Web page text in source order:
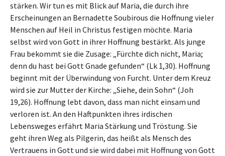
stärken. Wir tun es mit Blick auf Maria, die durch ihre
Erscheinungen an Bernadette Soubirous die Hoffnung vieler
Menschen auf Heil in Christus festigen möchte. Maria
selbst wird von Gott in ihrer Hoffnung bestärkt. Als junge
Frau bekommt sie die Zusage: „Fürchte dich nicht, Maria;
denn du hast bei Gott Gnade gefunden“ (Lk 1,30). Hoffnung
beginnt mit der Überwindung von Furcht. Unter dem Kreuz
wird sie zur Mutter der Kirche: „Siehe, dein Sohn“ (Joh
19,26). Hoffnung lebt davon, dass man nicht einsam und
verloren ist. An den Haftpunkten ihres irdischen
Lebensweges erfährt Maria Stärkung und Tröstung. Sie
geht ihren Weg als Pilgerin, das heißt als Mensch des
Vertrauens in Gott und sie wird dabei mit Hoffnung von Gott